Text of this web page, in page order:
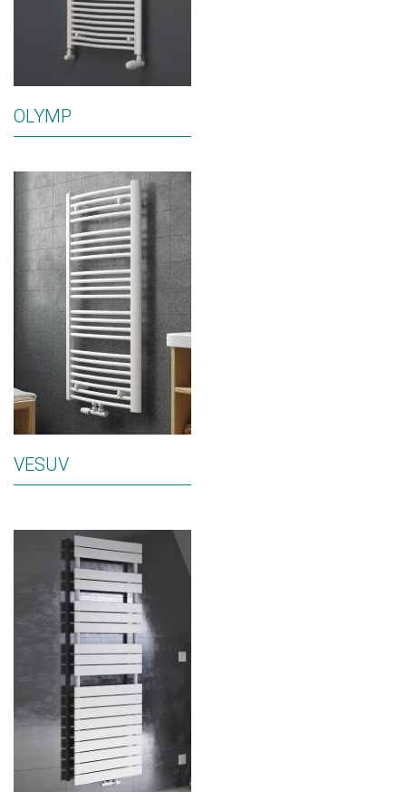
OLYMP
VESUV